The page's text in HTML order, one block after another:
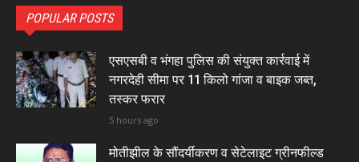
POPULAR POSTS
एसएसबी व भंगहा पुलिस की संयुक्त कार्रवाई में
नगरदेही सीमा पर 11 किलो गांजा व बाइक जब्त,
तस्कर फरार
5 hours ago
मोतीझील के सौंदर्यीकरण व सेटेलाइट ग्रीनफील्ड